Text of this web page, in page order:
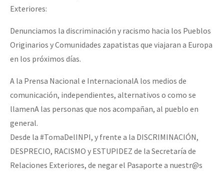
Exteriores:
Denunciamos la discriminación y racismo hacia los Pueblos
Originarios y Comunidades zapatistas que viajaran a Europa
en los próximos días.
A la Prensa Nacional e InternacionalA los medios de
comunicación, independientes, alternativos o como se
llamenA las personas que nos acompañan, al pueblo en
general.
Desde la #TomaDelINPI, y frente a la DISCRIMINACIÓN,
DESPRECIO, RACISMO y ESTUPIDEZ de la Secretaría de
Relaciones Exteriores, de negar el Pasaporte a nuestr@s